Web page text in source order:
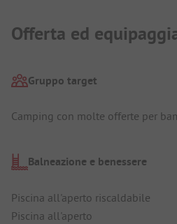
Offerta ed
Gruppo target
Camping con molte offerte per
Balneazione e benessere
Piscina all'aperto riscaldabile
Piscina all'aperto